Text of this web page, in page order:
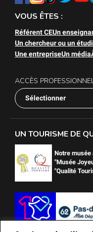
VOUS ÊTES :
Référent CEUn
Un chercheur ou un
Une entrepriseUn média
ACCÈS
Sélectionner
UN TOURISME DE
Notre musée
"Musée
"Qualité